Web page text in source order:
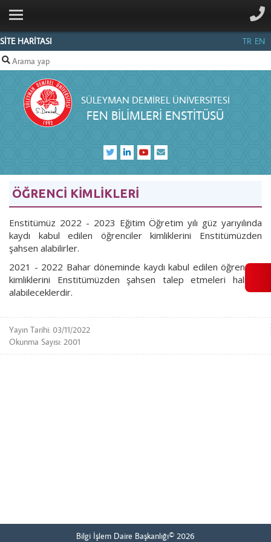
SİTE HARİTASI TR EN
SÜLEYMAN DEMIREL ÜNIVERSITESI
FEN BİLİMLERİ ENSTİTÜSÜ
ANA SAYFA
KURUMSAL
PERSONEL
ANABİLİM
DALLARI
SDÜFORMS
İLETIŞIM
ÖĞRENCİ KİMLİKLERİ
Enstitümüz 2022 - 2023 Eğitim Öğretim yılı güz yarıyılında
kaydı kabul edilen öğrenciler kimliklerini Enstitümüzden
şahsen alabilirler.
2021 - 2022 Bahar döneminde kaydı kabul edilen öğrenciler
kimliklerini Enstitümüzden şahsen talep etmeleri halinde
alabileceklerdir.
Yayın Tarihi: 03/11/2022
Okunma Sayısı: 2001
Bilgi İşlem Daire Başkanlığı© 2026